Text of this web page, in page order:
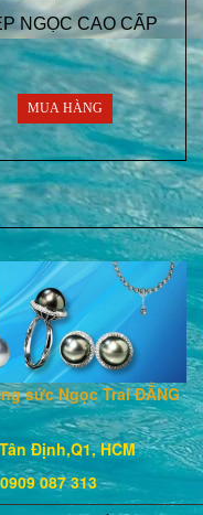
NGỌC CAO CẤP
MUA HÀNG
sức Ngọc Trai ĐẲNG
Định,Q1, HCM
087 313